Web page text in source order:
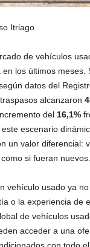
Itriago
de vehículos
en los últimos meses.
datos del
alcanzaron
del 16,1%
escenario
un valor diferencial:
si fueran nuevos.
vehículo usado ya
o la experiencia de
de vehículos
acceder a una